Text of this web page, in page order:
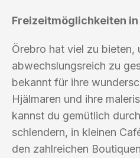
Freizeitmöglichkeiten in
Örebro hat viel zu bieten,
abwechslungsreich zu
bekannt für ihre
Hjälmaren und ihre
kannst du gemütlich
schlendern, in kleinen
den zahlreichen